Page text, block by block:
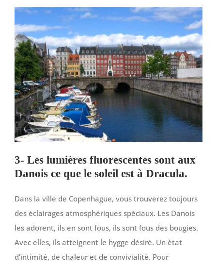
3- Les lumières fluorescentes sont aux
Danois ce que le soleil est à Dracula.
Dans la ville de Copenhague, vous trouverez toujours
des éclairages atmosphériques spéciaux. Les Danois
les adorent, ils en sont fous, ils sont fous des bougies.
Avec elles, ils atteignent le hygge désiré. Un état
d’intimité, de chaleur et de convivialité. Pour